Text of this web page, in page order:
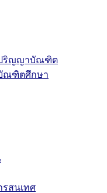
ปริญญาบัณฑิต
ณฑิตศึกษา
รสนเทศ